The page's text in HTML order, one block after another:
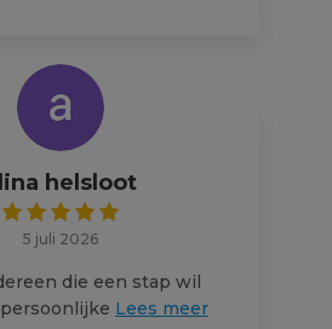
helsloot
5 juli 2026
die een stap wil
Lees meer